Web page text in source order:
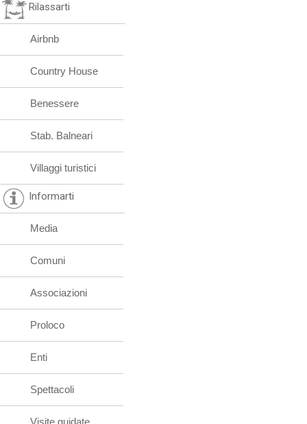
Rilassarti
Airbnb
Country House
Benessere
Stab. Balneari
Villaggi turistici
Informarti
Media
Comuni
Associazioni
Proloco
Enti
Spettacoli
Visite guidate